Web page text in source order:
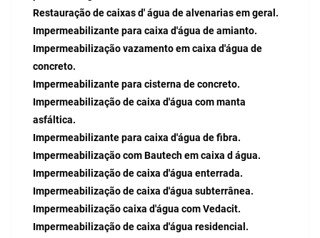
Restauração de caixas d' água de alvenarias em geral.
Impermeabilizante para caixa d'água de amianto.
Impermeabilização vazamento em caixa d'água de
concreto.
Impermeabilizante para cisterna de concreto.
Impermeabilização de caixa d'água com manta
asfáltica.
Impermeabilizante para caixa d'água de fibra.
Impermeabilização com Bautech em caixa d água.
Impermeabilização de caixa d'água enterrada.
Impermeabilização de caixa d'água subterrânea.
Impermeabilização caixa d'água com Vedacit.
Impermeabilização de caixa d'água residencial.